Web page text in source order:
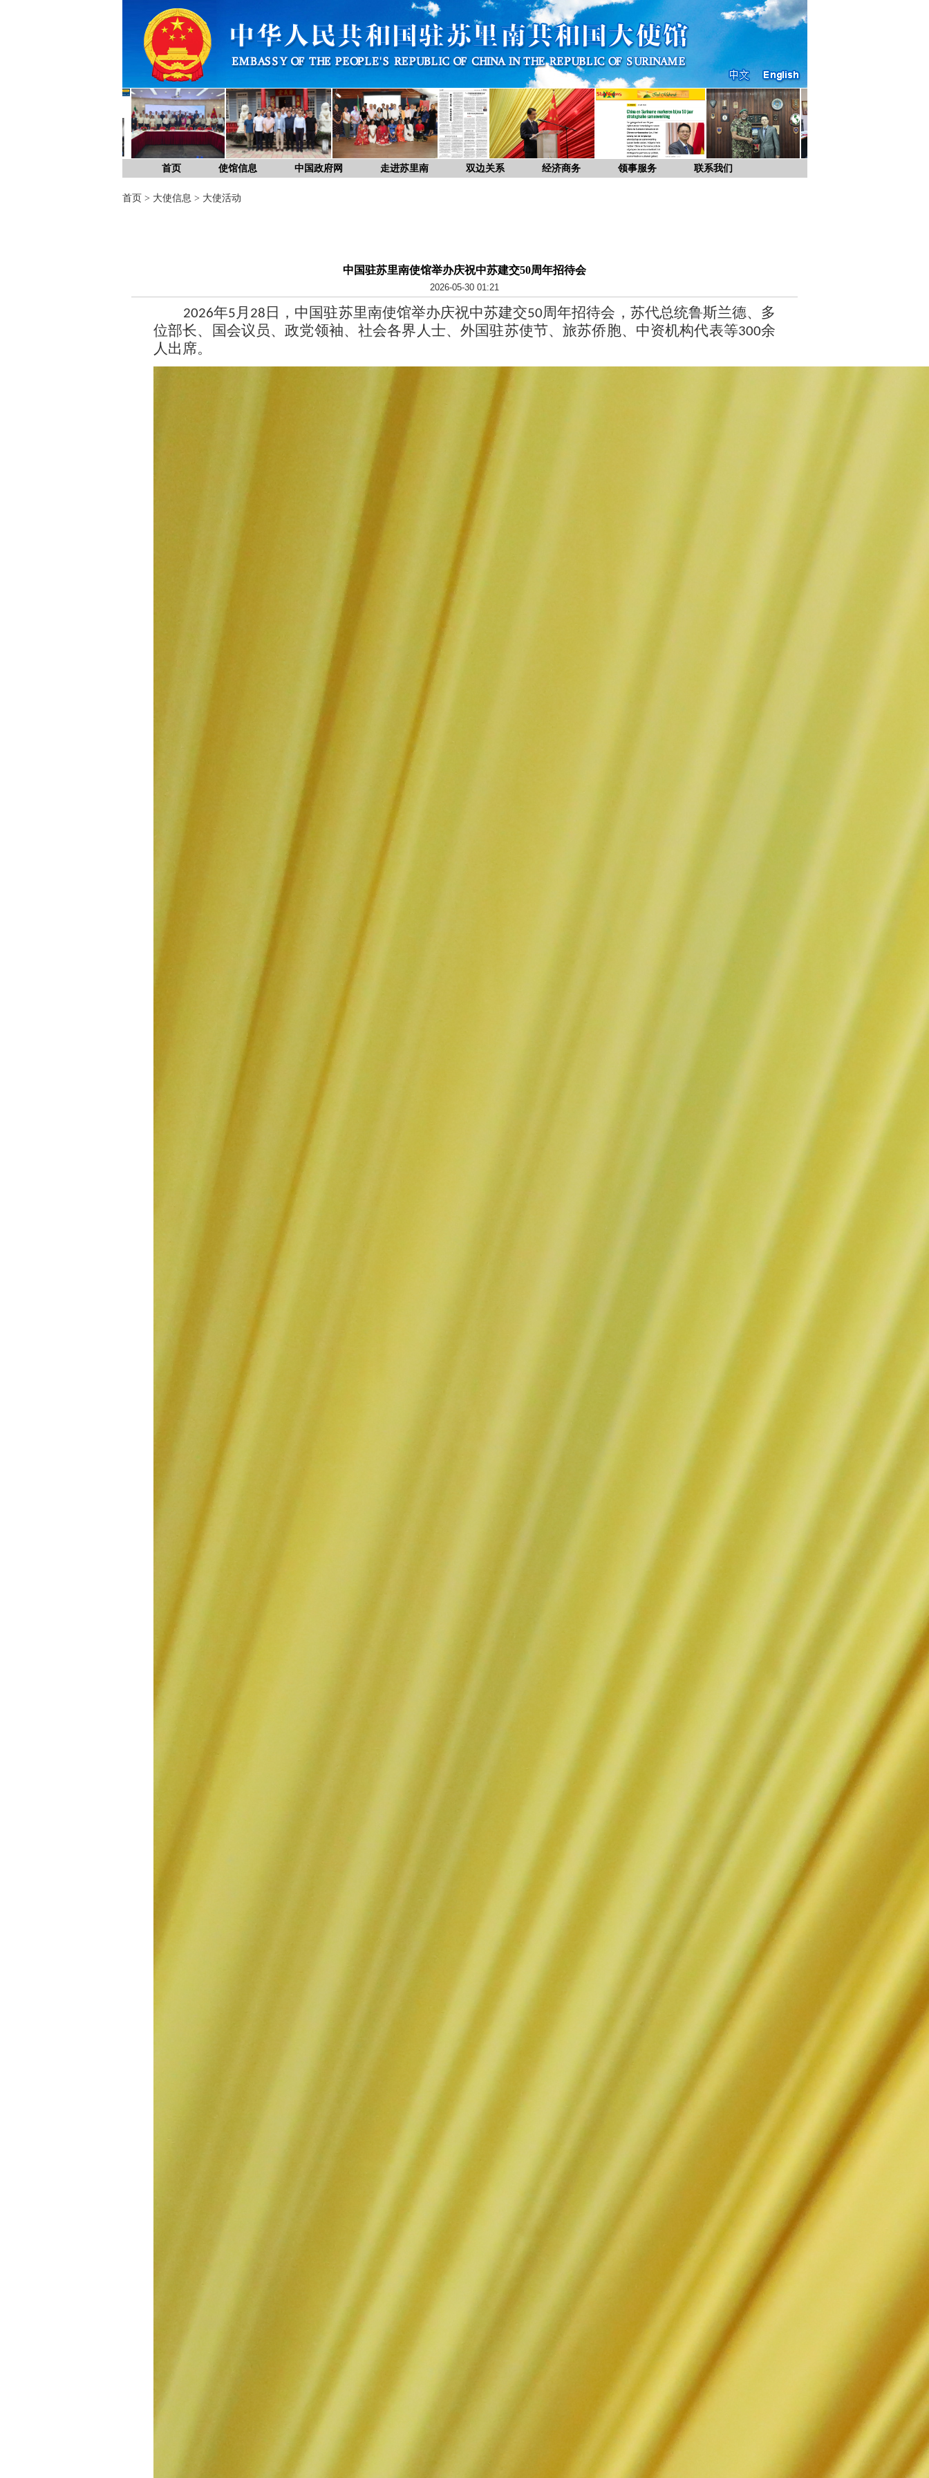
首页 使馆信息 中国政府网 走进苏里南 双边关系 经济商务 领事服务 联系我们
首页 > 大使信息 > 大使活动
中国驻苏里南使馆举办庆祝中苏建交50周年招待会
2026-05-30 01:21
2026年5月 28 日，中国驻苏里南使馆举办庆祝中苏建交50周年招待会，苏代总统鲁斯兰德、多
位部长、国会议员、政党领袖、社会各界人士、外国驻苏使节、旅苏侨胞、中资机构代表等300余
人出席。